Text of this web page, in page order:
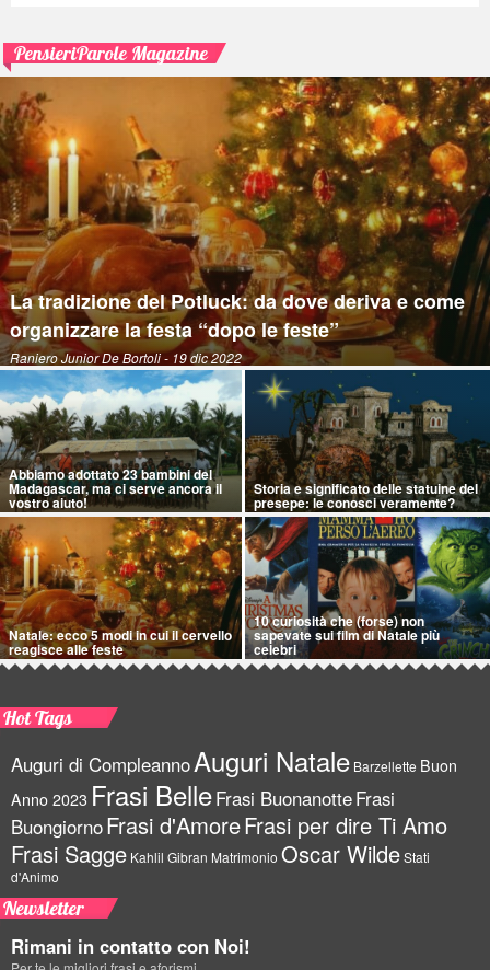
PensieriParole Magazine
La tradizione del Potluck: da dove deriva e come
organizzare la festa “dopo le feste”
Raniero Junior De Bortoli- 19 dic 2022
Abbiamo adottato 23 bambini del
Madagascar, ma ci serve ancora il
vostro aiuto!
Storia e significato delle statuine del
presepe: le conosci veramente?
Natale: ecco 5 modi in cui il cervello
reagisce alle feste
10 curiosità che (forse) non
sapevate sui film di Natale più
celebri
Hot Tags
Auguri di CompleannoAuguri Natale Barzellette Buon
Anno 2023 Frasi BelleFrasi BuonanotteFrasi
BuongiornoFrasi d'AmoreFrasi per dire Ti Amo
Frasi Sagge Kahlil Gibran Matrimonio Oscar WildeStati
d'Animo
Newsletter
Rimani in contatto con Noi!